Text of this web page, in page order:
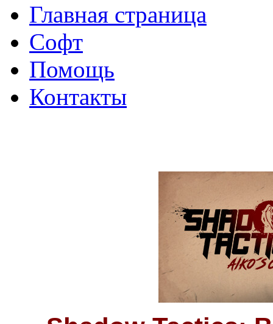
Главная страница
Софт
Помощь
Контакты